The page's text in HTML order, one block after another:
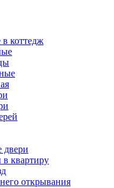
коттедж
двери
квартиру
открывания